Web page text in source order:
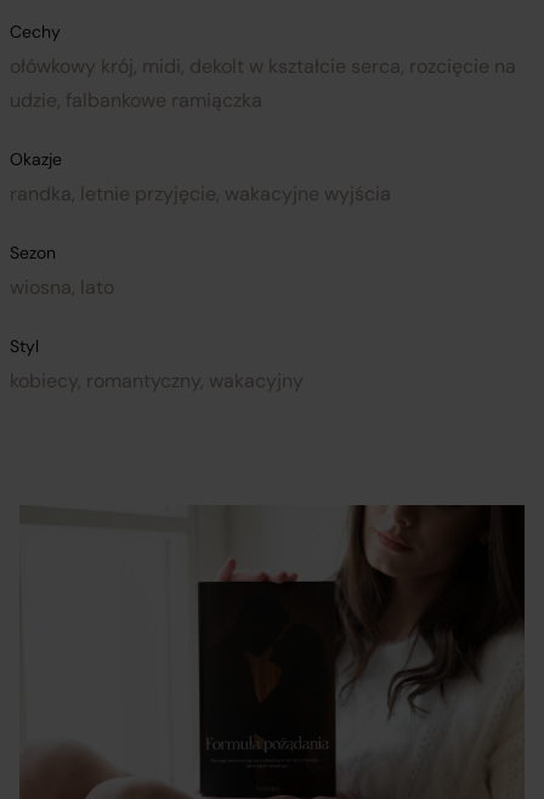
Cechy
ołówkowy krój, midi, dekolt w kształcie serca, rozcięcie na
udzie, falbankowe ramiączka
Okazje
randka, letnie przyjęcie, wakacyjne wyjścia
Sezon
wiosna, lato
Styl
kobiecy, romantyczny, wakacyjny